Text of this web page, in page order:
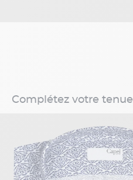
Complétez votre tenue